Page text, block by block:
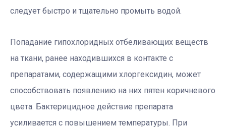
следует быстро и тщательно промыть водой.
Попадание гипохлоридных отбеливающих веществ
на ткани, ранее находившихся в контакте с
препаратами, содержащими хлоргексидин, может
способствовать появлению на них пятен коричневого
цвета. Бактерицидное действие препарата
усиливается с повышением температуры. При